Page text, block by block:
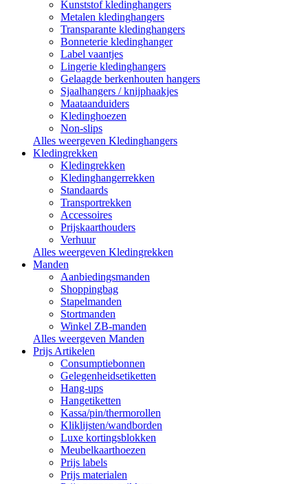
Kunststof kledinghangers
Metalen kledinghangers
Transparante kledinghangers
Bonneterie kledinghanger
Label vaantjes
Lingerie kledinghangers
Gelaagde berkenhouten hangers
Sjaalhangers / knijphaakjes
Maataanduiders
Kledinghoezen
Non-slips
Alles weergeven Kledinghangers
Kledingrekken
Kledingrekken
Kledinghangerrekken
Standaards
Transportrekken
Accessoires
Prijskaarthouders
Verhuur
Alles weergeven Kledingrekken
Manden
Aanbiedingsmanden
Shoppingbag
Stapelmanden
Stortmanden
Winkel ZB-manden
Alles weergeven Manden
Prijs Artikelen
Consumptiebonnen
Gelegenheidsetiketten
Hang-ups
Hangetiketten
Kassa/pin/thermorollen
Kliklijsten/wandborden
Luxe kortingsblokken
Meubelkaarthoezen
Prijs labels
Prijs materialen